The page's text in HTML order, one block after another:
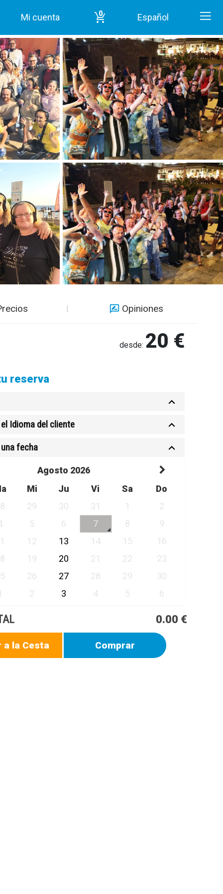
Mi cuenta 0 Español
Opiniones
desde: 20 €
reserva
Idioma del cliente
fecha
Agosto 2026
Mi Ju Vi Sa
Do
29 30 31 1
2
5 6 7 8
9
12 13 14 15
16
19 20 21 22
23
26 27 28 29
30
2 3 4 5 6
0.00 €
a la Cesta Comprar